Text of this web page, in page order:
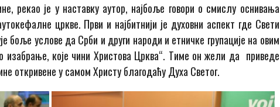
рекао је у наставку аутор, најбоље говори о смислу оснивања
цркве. Први и најбитнији је духовни аспект где Свети
боље услове да Срби и други народи и етничке групације на овим
изабрање, које чини Христова Црква“. Тиме он жели да приведе
откривене у самом Христу благодаћу Духа Светог.